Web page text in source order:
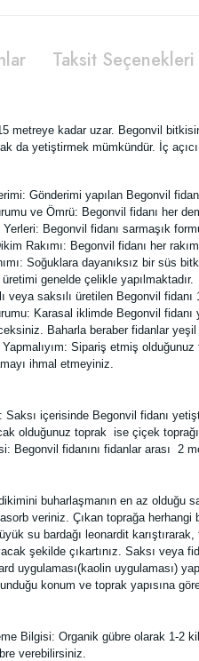
Taksit Seçenekleri
metreye kadar uzar. Begonvil
da yetiştirmek mümkündür. İç
Gönderimi yapılan Begonvil
ve Ömrü: Begonvil fidanı her
Begonvil fidanı sarmaşık
Rakımı: Begonvil fidanı her
Soğuklara dayanıksız bir süs
genelde çelikle yapılmaktadır.
veya saksılı üretilen Begonvil fidanı
Karasal iklimde Begonvil
Baharla beraber fidanlar
Sipariş etmiş
ihmal etmeyiniz.
içerisinde Begonvil fidanı
olduğunuz toprak ise çiçek
Begonvil fidanını fidanlar arası 2
buharlaşmanın en az
veriniz. Çıkan toprağa
su bardağı leonardit
şekilde çıkartınız. Saksı veya
uygulaması(kaolin uygulaması)
konum ve toprak yapısına
Bilgisi: Organik gübre olarak 1-2
verebilirsiniz.